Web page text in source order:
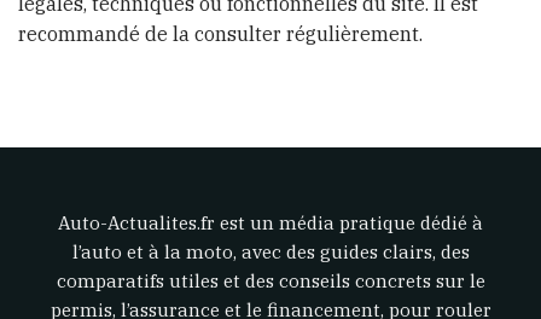
recommandé de la consulter régulièrement.
Auto-Actualites.fr est un média pratique dédié à
l’auto et à la moto, avec des guides clairs, des
comparatifs utiles et des conseils concrets sur le
permis, l’assurance et le financement, pour rouler